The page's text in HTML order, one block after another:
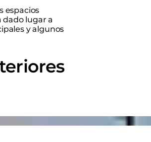
espacios
lugar a
y algunos